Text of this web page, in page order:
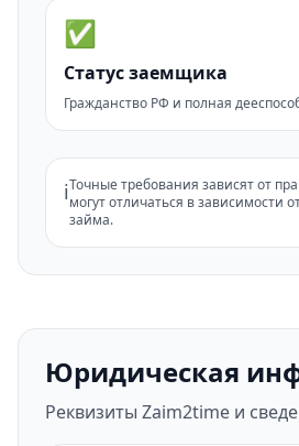
✅
Статус заемщика
Гражданство РФ и полная
ℹ️Точные требования зависят от
могут отличаться в зависимости
займа.
Юридическая
Реквизиты Zaim2time и